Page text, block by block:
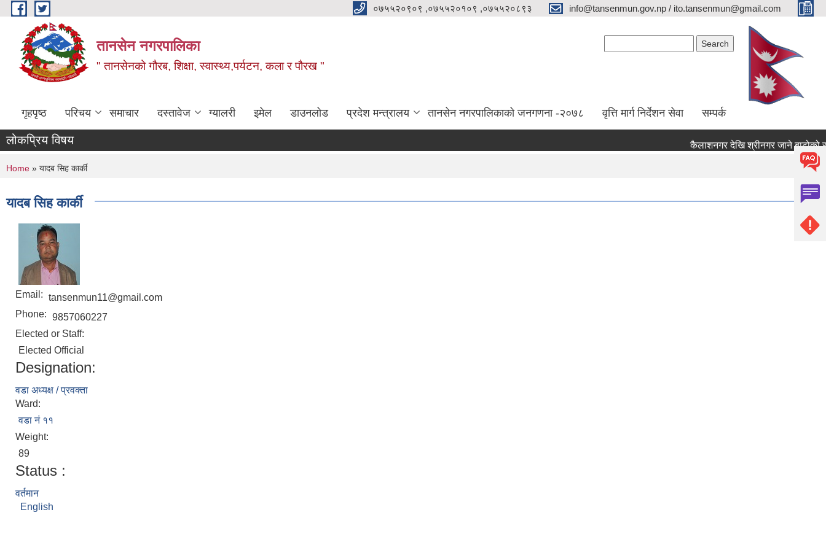
Skip to main content ०७५५२०९०९ ,०७५५२०१०९ ,०७५५२०८९३ info@tansenmun.gov.np / ito.tansenmun@gmail.com
तानसेन नगरपालिका
" तानसेनको गौरब, शिक्षा, स्वास्थ्य,पर्यटन, कला र पौरख "
गृहपृष्ठ परिचय समाचार दस्तावेज ग्यालरी इमेल डाउनलोड प्रदेश मन्त्रालय तानसेन नगरपालिकाको जनगणना -२०७८ वृत्ति मार्ग निर्देशन सेवा सम्पर्क
लोकप्रिय विषय
You are here
Home » यादब सिह कार्की
यादब सिह कार्की
Email: tansenmun11@gmail.com
Phone: 9857060227
Elected or Staff:
Elected Official
Designation:
वडा अध्यक्ष / प्रवक्ता
Ward:
वडा नं ११
Weight:
89
Status :
वर्तमान
English